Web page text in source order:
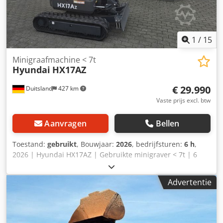
1 / 15
Duitsland 427 km
Minigraafmachine < 7t
Hyundai HX17AZ
€ 29.990
Vaste prijs excl. btw
Aanvragen Bellen
Toestand: gebruikt, Bouwjaar: 2026, bedrijfsturen: 6 h,
2026 | Hyundai HX17AZ | Gebruikte minigraver < 7t | 6
uur 📍Locatie: Duitsland 🚛 Levering mogelijk naar uw
bestemming – gebruik onze transportcalculator om de
transportkosten te berekenen! 💰 Nu kopen voor EUR
30.000 of doe een bod. Betaling bij levering mogelijk tegen
een bescheiden vergoeding (onder voorbehoud van
goedkeuring)* 👷‍♂️ Geïnspecteerd door een onafhankelijke
Advertentie